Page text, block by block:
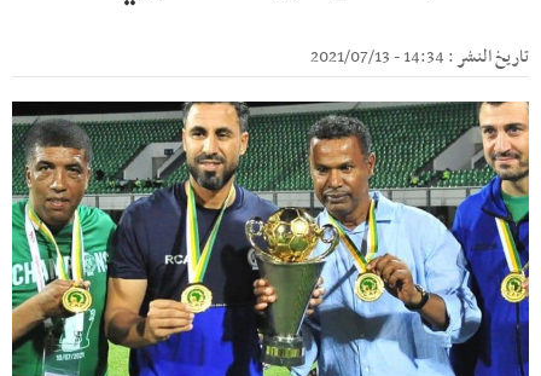
تاريخ النشر : 14:34 - 2021/07/13